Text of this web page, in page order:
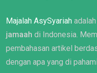
Majalah AsySyariah adalah
jamaah di Indonesia.
pembahasan artikel
dengan apa yang di